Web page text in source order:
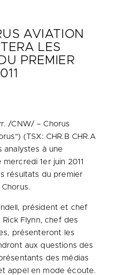
AVIATION
LES
PREMIER
/CNW/ – Chorus
(TSX: CHR.B CHR.A
analystes à une
1er juin 2011
résultats du premier
, président et chef
Rick Flynn, chef des
présenteront les
aux questions des
des médias
appel en mode écoute.